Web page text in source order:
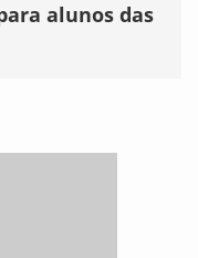
alunos das